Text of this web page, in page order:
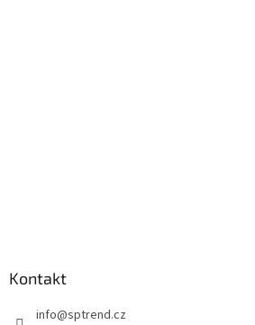
Kontakt
info@sptrend.cz